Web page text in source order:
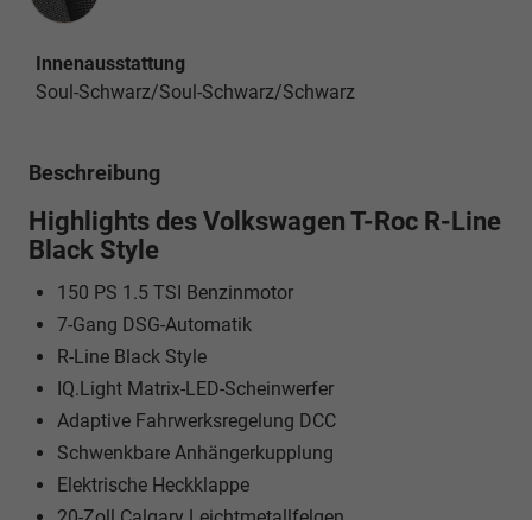
Innenausstattung
Soul-Schwarz/Soul-Schwarz/Schwarz
Beschreibung
Highlights des Volkswagen T-Roc R-Line
Black Style
150 PS 1.5 TSI Benzinmotor
7-Gang DSG-Automatik
R-Line Black Style
IQ.Light Matrix-LED-Scheinwerfer
Adaptive Fahrwerksregelung DCC
Schwenkbare Anhängerkupplung
Elektrische Heckklappe